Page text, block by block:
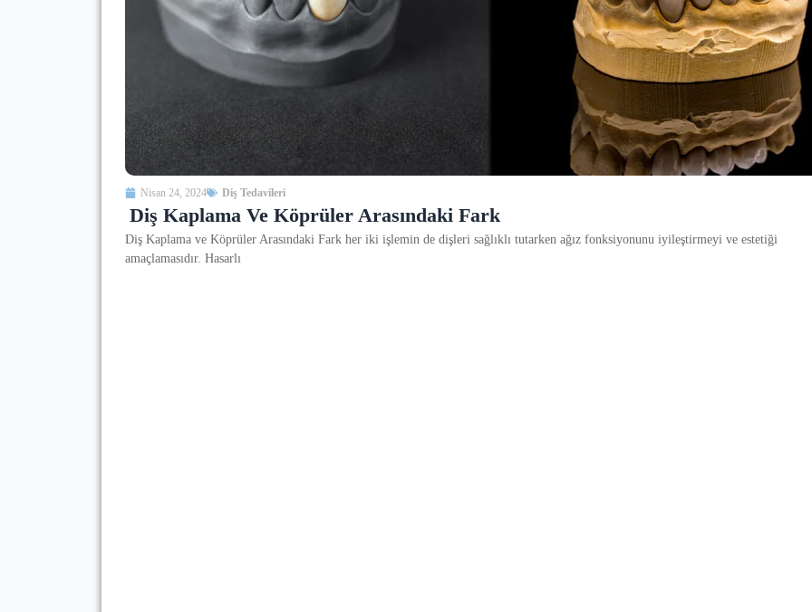
Nisan 24, 2024 Diş Tedavileri
Diş Kaplama Ve Köprüler Arasındaki Fark
Diş Kaplama ve Köprüler Arasındaki Fark her iki işlemin de dişleri sağlıklı tutarken ağız fonksiyonunu iyileştirmeyi ve estetiği
amaçlamasıdır. Hasarlı